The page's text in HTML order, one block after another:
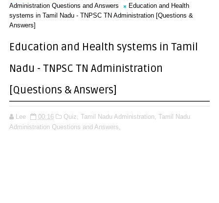
Administration Questions and Answers
Education and Health
systems in Tamil Nadu - TNPSC TN Administration [Questions &
Answers]
Education and Health systems in Tamil
Nadu - TNPSC TN Administration
[Questions & Answers]
Lee 00:16 Quiz, Tamil Nadu Administration, Tamil Nadu
Administration Questions and Answers,